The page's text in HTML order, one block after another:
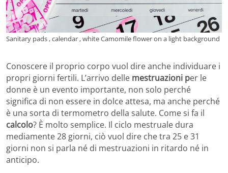
Sanitary pads , calendar , white Camomile flower on a light background
Conoscere il proprio corpo vuol dire anche individuare i
propri giorni fertili. L’arrivo delle mestruazioni per le
donne è un evento importante, non solo perché
significa di non essere in dolce attesa, ma anche perché
è una sorta di termometro della salute. Come si fa il
calcolo? È molto semplice. Il ciclo mestruale dura
mediamente 28 giorni, ciò vuol dire che tra 25 e 31
giorni non si parla né di mestruazioni in ritardo né in
anticipo.